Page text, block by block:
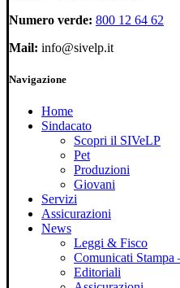
Numero verde: 800 12 64 62
Mail: info@sivelp.it
Navigazione
Home
Sindacato
Scopri il SIVeLP
Pet
Produzioni
Giovani
Servizi
Assicurazioni
News
Leggi & Fisco
Comunicati Stampa
Editoriali